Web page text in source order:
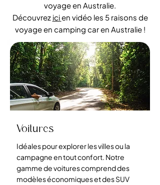
voyage en Australie.
Découvrez icien vidéo les 5 raisons de
voyage en camping car en Australie !
Voitures
Idéales pour explorer les villes ou la
campagne en tout confort. Notre
gamme de voitures comprend des
modèles économiques et des SUV